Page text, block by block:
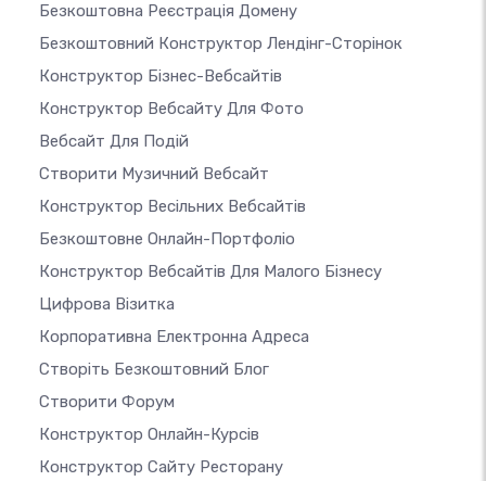
Безкоштовна Реєстрація Домену
Безкоштовний Конструктор Лендінг-Сторінок
Конструктор Бізнес-Вебсайтів
Конструктор Вебсайту Для Фото
Вебсайт Для Подій
Створити Музичний Вебсайт
Конструктор Весільних Вебсайтів
Безкоштовне Онлайн-Портфоліо
Конструктор Вебсайтів Для Малого Бізнесу
Цифрова Візитка
Корпоративна Електронна Адреса
Створіть Безкоштовний Блог
Створити Форум
Конструктор Онлайн-Курсів
Конструктор Сайту Ресторану